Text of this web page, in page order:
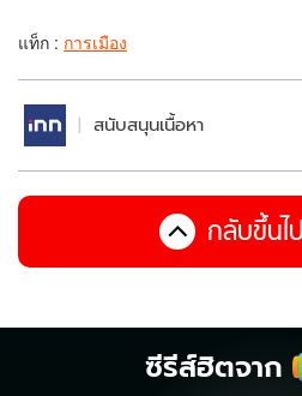
แท็ก : การเมือง
สนับสนุนเนื้อหา
กลับขึ้นไ
ซีรีส์ฮิตจาก